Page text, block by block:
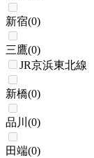
新宿(0)
三鷹(0)
JR京浜東北線
新橋(0)
品川 (0)
田端(0)